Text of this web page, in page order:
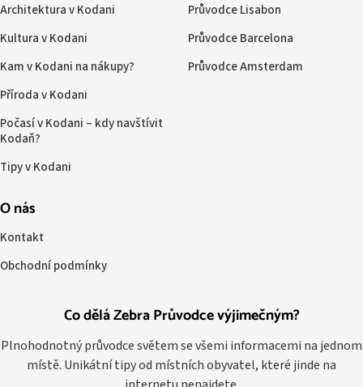
Co dělá Zebra Průvodce výjimečným?
Plnohodnotný průvodce světem se všemi informacemi na jednom
místě. Unikátní tipy od místních obyvatel, které jinde na
Architektura v Kodani
Kultura v Kodani
Kam v Kodani na nákupy?
Příroda v Kodani
Počasí v Kodani – kdy navštívit
Kodaň?
Tipy v Kodani
Průvodce Lisabon
Průvodce Barcelona
Průvodce Amsterdam
O nás
Kontakt
Obchodní podmínky